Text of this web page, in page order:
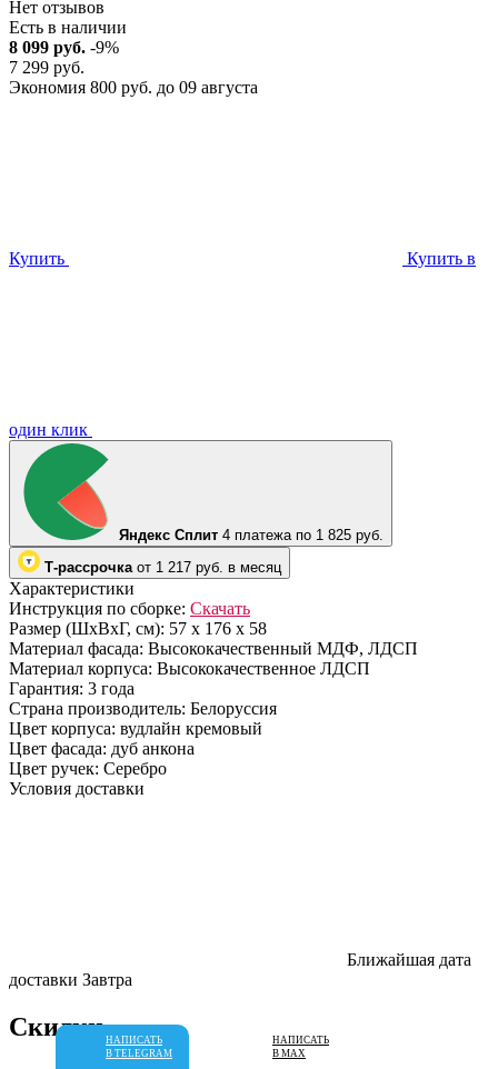
Нет отзывов
Есть в наличии
8 099 руб. -9%
7 299 руб.
Экономия 800 руб. до 09 августа
Купить Купить в
один клик
Яндекс Сплит 4 платежа по 1 825 руб.
Т-рассрочка от 1 217 руб. в месяц
Характеристики
Инструкция по сборке: Скачать
Размер (ШхВхГ, см): 57 х 176 х 58
Материал фасада: Высококачественный МДФ, ЛДСП
Материал корпуса: Высококачественное ЛДСП
Гарантия: 3 года
Страна производитель: Белоруссия
Цвет корпуса: вудлайн кремовый
Цвет фасада: дуб анкона
Цвет ручек: Серебро
Условия доставки
Ближайшая дата
доставки Завтра
Скидки НАПИСАТЬ
В TELEGRAM
НАПИСАТЬ
В MAX